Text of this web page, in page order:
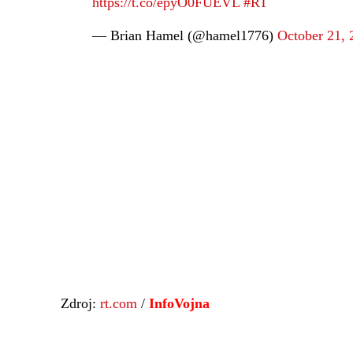
— Brian Hamel (@hamel1776) October 21,
Zdroj: rt.com / InfoVojna